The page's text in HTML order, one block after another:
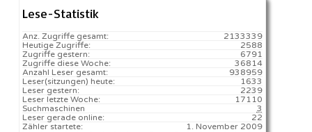
Lese-Statistik
2133339
Anz. Zugriffe gesamt:
2588
Heutige Zugriffe:
6791
Zugriffe gestern:
36814
Zugriffe diese Woche:
938959
Anzahl Leser gesamt:
1633️
Leser(sitzungen) heute:
2239
Leser gestern:
17110️
Leser letzte Woche:
3
Suchmaschinen
22
Leser gerade online:
1. November 2009
Zähler startete: